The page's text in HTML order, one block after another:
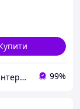
25 ВЕК - Интернет-Магазин: электрический, бензиновый, аккумуляторный инструмент и строительство. 99%